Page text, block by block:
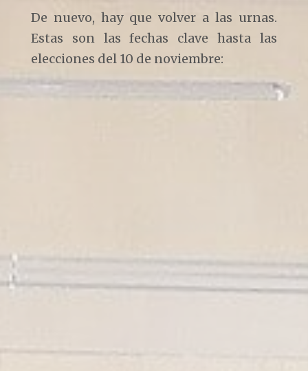
De nuevo, hay que volver a las urnas.
Estas son las fechas clave hasta las
elecciones del 10 de noviembre: